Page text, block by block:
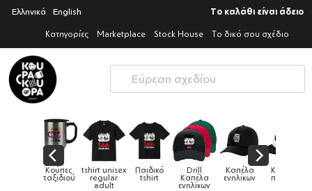
Ελληνικά English Το καλάθι είναι άδειο
Κατηγορίες Marketplace Stock House Το δικό σου σχέδιο
Παιδικό
tshirt
Drill
Καπέλα
ενηλίκων
Καπέλα
ενηλίκων
Καπέλα
παιδικά Κούπες Κούπες
ειδικές